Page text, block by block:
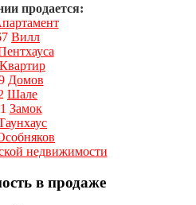
продается:
Вилл
Квартир
Домов
Шале
Замок
недвижимости
в продаже